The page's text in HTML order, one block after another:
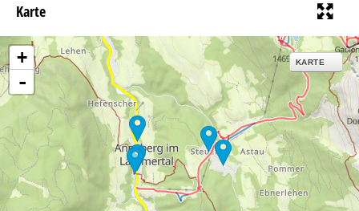
Karte
+
-
KARTE